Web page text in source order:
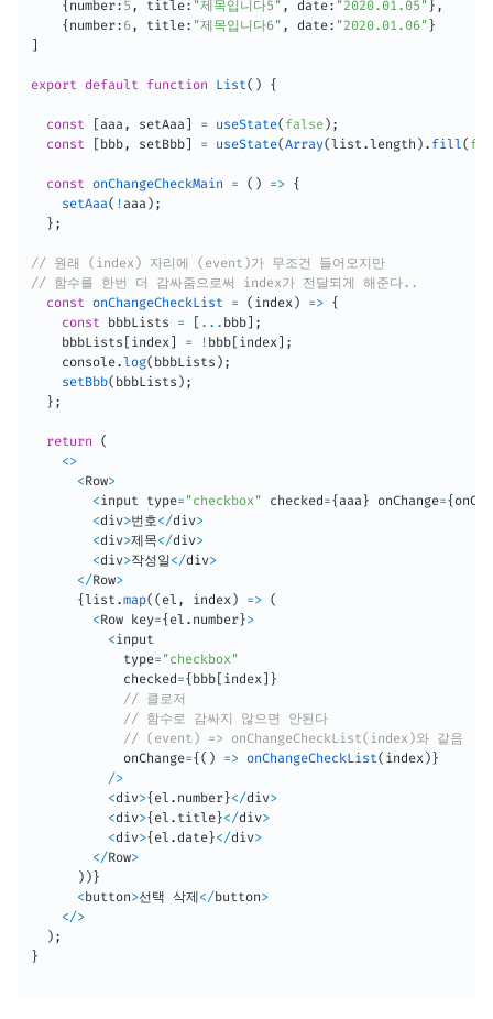
{ number: 5 , title: "제목입니다5" , date: "2020.01.05" } ,
{ number: 6, title: "제목입니다6" , date: "2020.01.06" }
export default function List( ) {
const aaa , setAaa = useState( false ) ;
const
bbb, setBbb = useState(Array(list .length ) . fill(
const onChangeCheckMain = ( ) => {
setAaa( !aaa ) ;
} ;
// 원래 (index) 자리에 (event)가 무조건 들어오지만
// 함수를 한번 더 감싸줌으로써 index가 전달되게 해준다..
const
onChangeCheckList = ( index ) => {
const bbbLists = ... bbb
;
    bbbLists
index = ! bbb index
;
    console
.log( bbbLists ) ;
setBbb( bbbLists ) ;
} ;
return
(
<>
<Row>
<input type= "checkbox" checked ={aaa } onChange={
<div>번호</div>
<div>제목</div>
<div>작성일 </div>
</Row>
{list .map( ( el , index ) => (
<Row key={ el . number }>
<input
            type
= "checkbox"
            checked
={ bbb index
}
// 클로저
// 함수로 감싸지 않으면 안된다
// (event) => onChangeCheckList(index)와 같음
            onChange
={ ( ) => onChangeCheckList( index ) }
/>
<div>{ el . number }</div>
<div>{ el . title }</div>
<div>{ el .date }</div>
</Row>
) ) }
< button>선택 삭제 </button>
</>
) ;
}